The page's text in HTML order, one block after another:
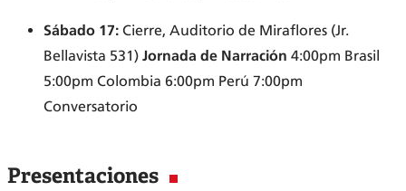
Sábado 17: Cierre, Auditorio de Miraflores (Jr.
Bellavista 531) Jornada de Narración 4:00pm Brasil
5:00pm Colombia 6:00pm Perú 7:00pm
Conversatorio
Presentaciones